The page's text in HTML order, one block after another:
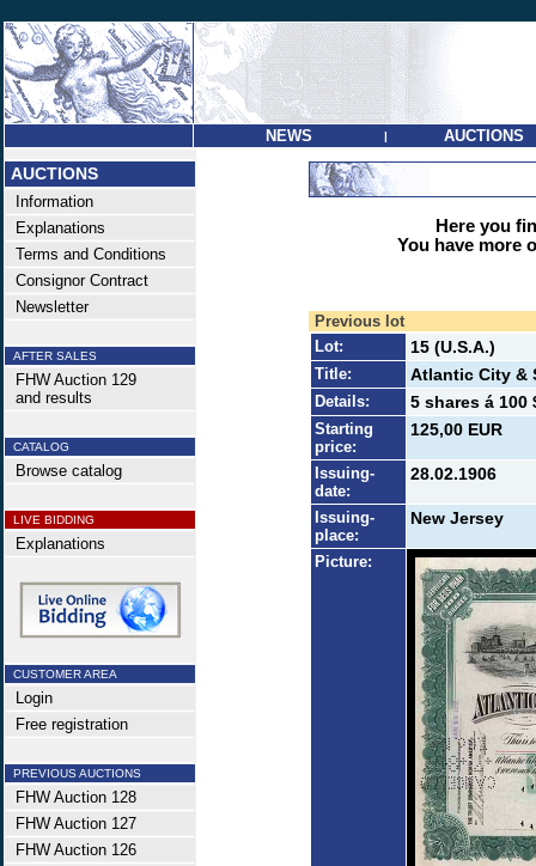
NEWS | AUCTIONS
AUCTIONS
Information
Explanations
Terms and Conditions
Consignor Contract
Newsletter
AFTER SALES
FHW Auction 129
and results
CATALOG
Browse catalog
LIVE BIDDING
Explanations
CUSTOMER AREA
Login
Free registration
PREVIOUS AUCTIONS
FHW Auction 128
FHW Auction 127
FHW Auction 126
Here you
You have more
Previous lot
Lot:
15 (U.S.A.)
Title: Atlantic City &
Details: 5 shares á 100
Starting
price:
125,00 EUR
Issuing-
date:
28.02.1906
Issuing-
place:
New Jersey
Picture: